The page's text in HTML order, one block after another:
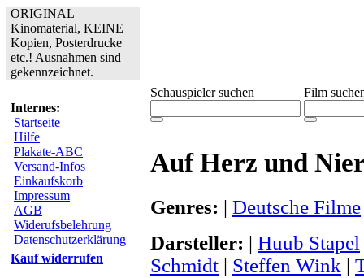
ORIGINAL
Kinomaterial, KEINE
Kopien, Posterdrucke
etc.! Ausnahmen sind
gekennzeichnet.
Internes:
Startseite
Hilfe
Plakate-ABC
Versand-Infos
Einkaufskorb
Impressum
AGB
Widerufsbelehrung
Datenschutzerklärung
Kauf widerrufen
Schauspieler suchen Film
Auf Herz und
Genres: | Deutsche Filme
Darsteller: | Huub Stapel
Schmidt | Steffen Wink |